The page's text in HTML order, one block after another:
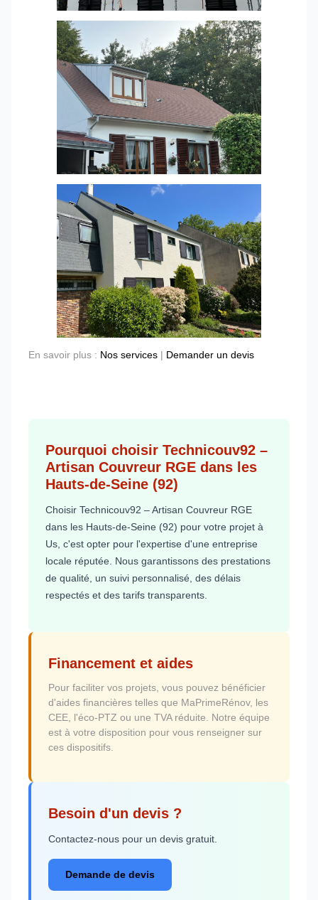
En savoir plus : Nos services | Demander un devis
Pourquoi choisir Technicouv92 –
Artisan Couvreur RGE dans les
Hauts-de-Seine (92)
Choisir Technicouv92 – Artisan Couvreur RGE
dans les Hauts-de-Seine (92) pour votre projet à
Us, c'est opter pour l'expertise d'une entreprise
locale réputée. Nous garantissons des prestations
de qualité, un suivi personnalisé, des délais
respectés et des tarifs transparents.
Financement et aides
Pour faciliter vos projets, vous pouvez bénéficier
d'aides financières telles que MaPrimeRénov, les
CEE, l'éco-PTZ ou une TVA réduite. Notre équipe
est à votre disposition pour vous renseigner sur
ces dispositifs.
Besoin d'un devis ?
Contactez-nous pour un devis gratuit.
Demande de devis